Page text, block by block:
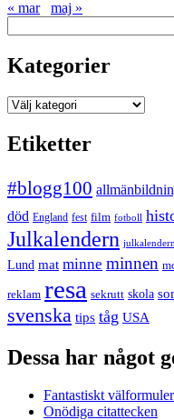
« mar
maj »
Kategorier
Kategorier
Etiketter
#blogg100
död England fest film fotboll
Julkalendern
Lund mat minne minnen
reklam resa sekrutt skola
svenska tips tåg USA
Dessa har något
Fantastiskt
Onödiga citattecken